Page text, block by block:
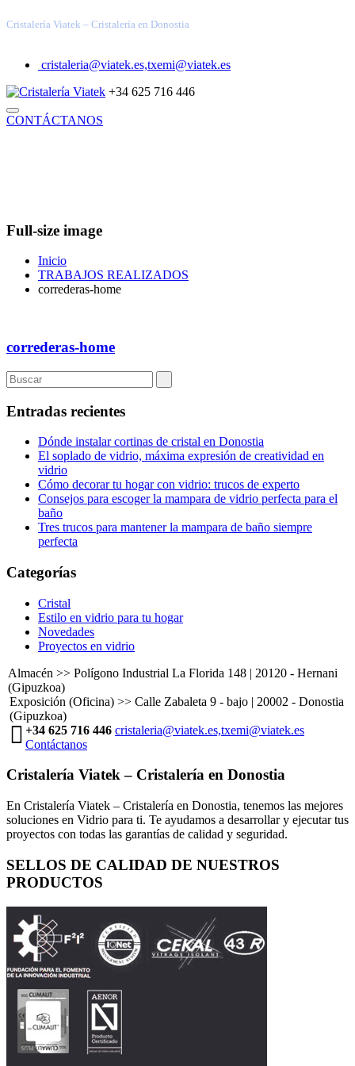
Cristalería Viatek – Cristalería en Donostia
cristaleria@viatek.es,txemi@viatek.es
+34 625 716 446
CONTÁCTANOS
Full-size image
Inicio
TRABAJOS REALIZADOS
correderas-home
correderas-home
Entradas recientes
Dónde instalar cortinas de cristal en Donostia
El soplado de vidrio, máxima expresión de creatividad en
vidrio
Cómo decorar tu hogar con vidrio: trucos de experto
Consejos para escoger la mampara de vidrio perfecta para el
baño
Tres trucos para mantener la mampara de baño siempre
perfecta
Categorías
Cristal
Estilo en vidrio para tu hogar
Novedades
Proyectos en vidrio
Almacén >> Polígono Industrial La Florida 148 | 20120 - Hernani
(Gipuzkoa)
Exposición (Oficina) >> Calle Zabaleta 9 - bajo | 20002 - Donostia
(Gipuzkoa)
+34 625 716 446 cristaleria@viatek.es,txemi@viatek.es
Contáctanos
Cristalería Viatek – Cristalería en Donostia
En Cristalería Viatek – Cristalería en Donostia, tenemos las mejores
soluciones en Vidrio para ti. Te ayudamos a desarrollar y ejecutar tus
proyectos con todas las garantías de calidad y seguridad.
SELLOS DE CALIDAD DE NUESTROS
PRODUCTOS